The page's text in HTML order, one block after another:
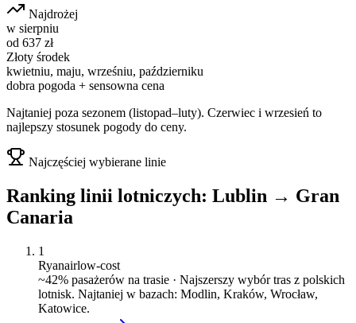
Najdrożej
w sierpniu
od 637 zł
Złoty środek
kwietniu, maju, wrześniu, październiku
dobra pogoda + sensowna cena
Najtaniej poza sezonem (listopad–luty). Czerwiec i wrzesień to
najlepszy stosunek pogody do ceny.
Najczęściej wybierane linie
Ranking linii lotniczych: Lublin → Gran
Canaria
1
Ryanairlow-cost
~42% pasażerów na trasie · Najszerszy wybór tras z polskich
lotnisk. Najtaniej w bazach: Modlin, Kraków, Wrocław,
Katowice.